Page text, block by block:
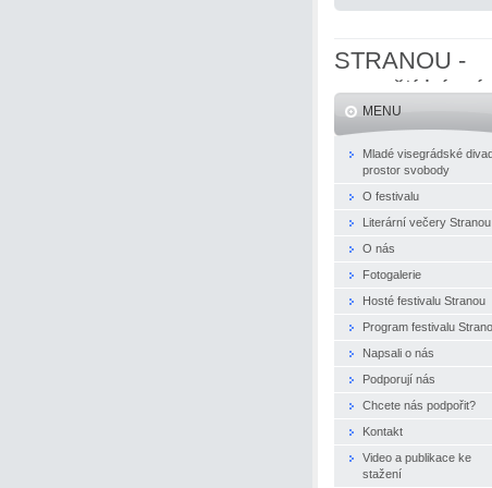
STRANOU -
evropští
naživo
MENU
Mladé visegrádské
prostor svobody
O festivalu
Literární večery Stranou
O nás
Fotogalerie
Hosté festivalu Stranou
Program festivalu
Napsali o nás
Podporují nás
Chcete nás podpořit?
Kontakt
Video a publikace ke
stažení